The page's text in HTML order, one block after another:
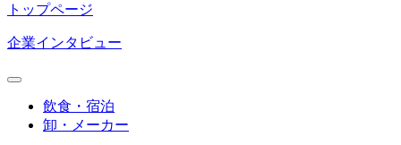
トップページ
企業インタビュー
飲食・宿泊
卸・メーカー